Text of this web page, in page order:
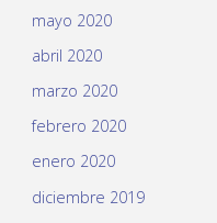
mayo 2020
abril 2020
marzo 2020
febrero 2020
enero 2020
diciembre 2019